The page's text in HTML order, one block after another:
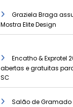
Graziela Braga
Mostra Elite Design
Encatho & Exprotel
abertas e gratuitas
SC
Salão de Gramado